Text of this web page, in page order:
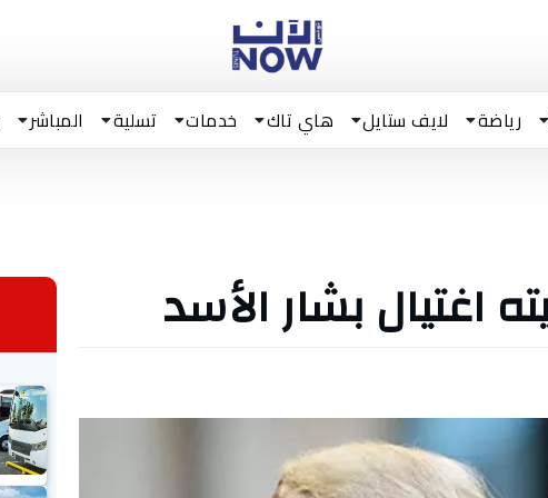
رياضة لايف ستايل هاي تاك خدمات تسلية المباشر
اغتيال بشار الأسد